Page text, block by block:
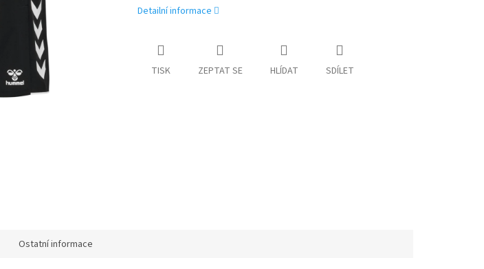
Detailní informace
TISK ZEPTAT SE HLÍDAT SDÍLET
Ostatní informace